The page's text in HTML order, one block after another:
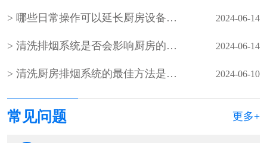
哪些日常操作可以延长厨房设备的使用寿命 2024-06-14
清洗排烟系统是否会影响厨房的空气质量 2024-06-14
清洗厨房排烟系统的最佳方法是什么 2024-06-10
常见问题 更多+